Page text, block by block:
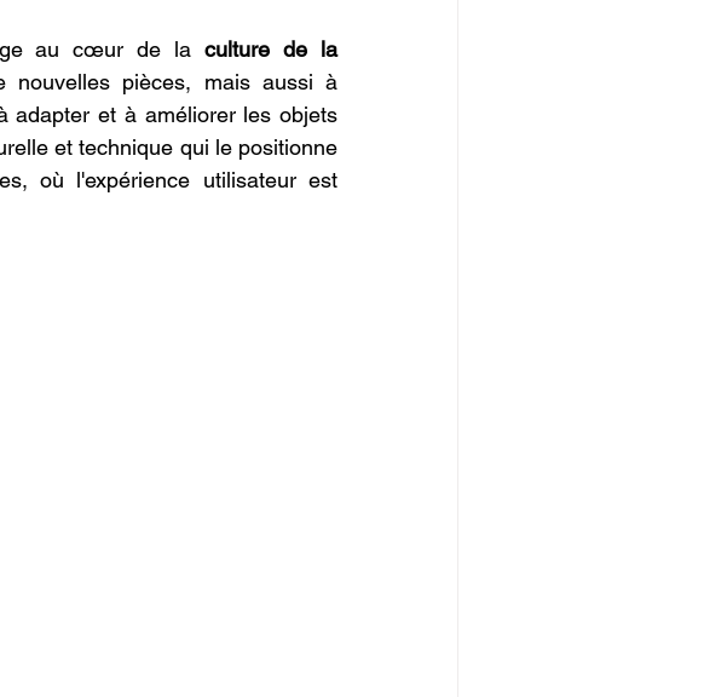
au cœur de la culture de la
adapter et à améliorer les objets
et technique qui le positionne
où l'expérience utilisateur est